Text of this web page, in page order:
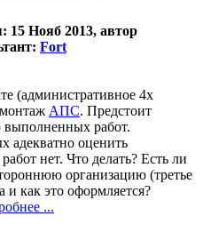
15 Нояб 2013, автор
Fort
(административное 4х
монтаж АПС. Предстоит
выполненных работ.
адекватно оценить
нет. Что делать? Есть ли
организацию (третье
и как это оформляется?
...